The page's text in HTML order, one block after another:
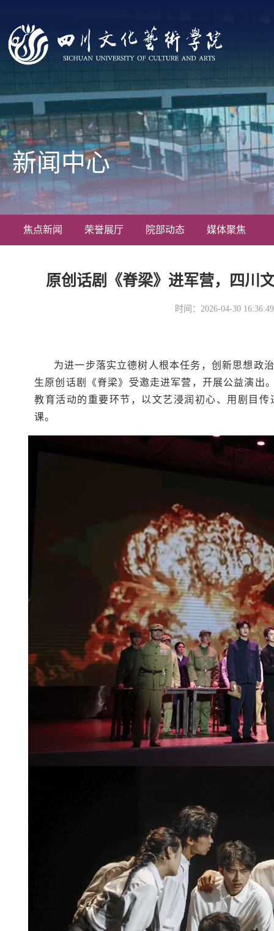
焦点新闻 荣誉展厅 院部动态 媒体聚焦
新闻中心
原创话剧《脊梁》进军营，四川
时间：2026-04-30
为进一步落实立德树人根本任务，创新思想政
生原创话剧《脊梁》受邀走进军营，开展公益演出
教育活动的重要环节，以文艺浸润初心、用剧目
课。